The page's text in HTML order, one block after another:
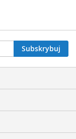
Subskrybuj